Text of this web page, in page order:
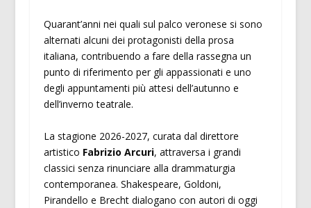
Quarant’anni nei quali sul palco veronese si sono
alternati alcuni dei protagonisti della prosa
italiana, contribuendo a fare della rassegna un
punto di riferimento per gli appassionati e uno
degli appuntamenti più attesi dell’autunno e
dell’inverno teatrale.
La stagione 2026-2027, curata dal direttore
artistico Fabrizio Arcuri, attraversa i grandi
classici senza rinunciare alla drammaturgia
contemporanea. Shakespeare, Goldoni,
Pirandello e Brecht dialogano con autori di oggi